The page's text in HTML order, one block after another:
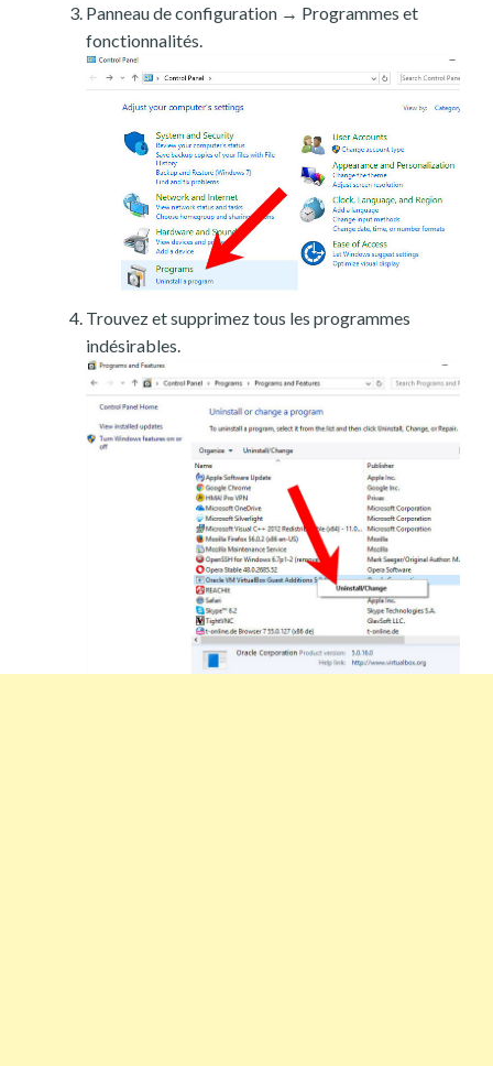
Panneau de configuration → Programmes et
fonctionnalités.
Trouvez et supprimez tous les programmes
indésirables.